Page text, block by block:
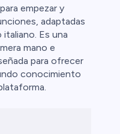
empezar y
adaptadas
Es una
mano e
para ofrecer
conocimiento